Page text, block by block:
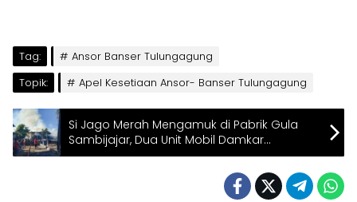
Tag:
Ansor Banser Tulungagung
Topik:
Apel Kesetiaan Ansor- Banser Tulungagung
Si Jago Merah Mengamuk di Pabrik Gula
Sambijajar, Dua Unit Mobil Damkar
Dikerahkan